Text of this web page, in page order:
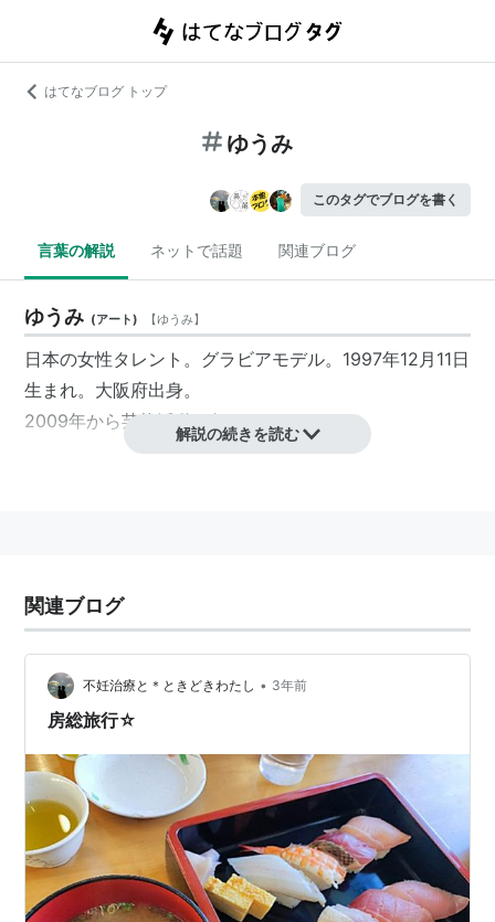
はてなブログ トップ
ゆうみ
このタグでブログを書く
言葉の解説 ネットで話題 関連ブログ
ゆうみ (アート) 【ゆうみ】
日本の女性タレント。グラビアモデル。1997年12月11日
生まれ。大阪府出身。
2009年から芸能活動を行っている。
解説の続きを読む
関連ブログ
不妊治療と＊ときどきわたし • 3年前
房総旅行☆